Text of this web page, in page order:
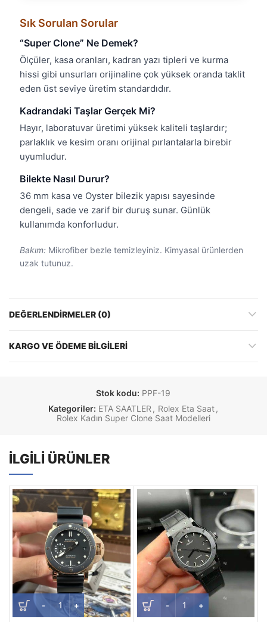
Sık Sorulan Sorular
“Super Clone” Ne Demek?
Ölçüler, kasa oranları, kadran yazı tipleri ve kurma
hissi gibi unsurları orijinaline çok yüksek oranda taklit
eden üst seviye üretim standardıdır.
Kadrandaki Taşlar Gerçek Mi?
Hayır, laboratuvar üretimi yüksek kaliteli taşlardır;
parlaklık ve kesim oranı orijinal pırlantalarla birebir
uyumludur.
Bilekte Nasıl Durur?
36 mm kasa ve Oyster bilezik yapısı sayesinde
dengeli, sade ve zarif bir duruş sunar. Günlük
kullanımda konforludur.
Bakım: Mikrofiber bezle temizleyiniz. Kimyasal ürünlerden
uzak tutunuz.
DEĞERLENDIRMELER (0)
KARGO VE ÖDEME BILGILERI
Stok kodu: PPF-19
Kategoriler: ETA SAATLER , Rolex Eta Saat,
Rolex Kadın Super Clone Saat Modelleri
İLGILI ÜRÜNLER